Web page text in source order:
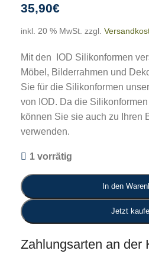
35,90€
inkl. 20 % MwSt. zzgl.
Mit den IOD Silikonformen
Möbel, Bilderrahmen und
Sie für die Silikonformen
von IOD. Da die
können Sie sie auch zu Ihren
verwenden.
1 vorrätig
In den
Jetzt
Zahlungsarten an der